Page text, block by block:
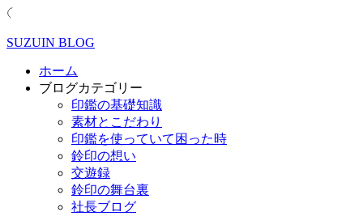
SUZUIN BLOG
ホーム
ブログカテゴリー
印鑑の基礎知識
素材とこだわり
印鑑を使っていて困った時
鈴印の想い
交遊録
鈴印の舞台裏
社長ブログ